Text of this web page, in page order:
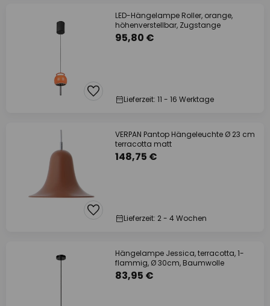
LED-Hängelampe Roller, orange,
höhenverstellbar, Zugstange
95,80 €
Lieferzeit: 11 - 16 Werktage
VERPAN Pantop Hängeleuchte Ø 23 cm
terracotta matt
148,75 €
Lieferzeit: 2 - 4 Wochen
Hängelampe Jessica, terracotta, 1-
flammig, Ø 30cm, Baumwolle
83,95 €